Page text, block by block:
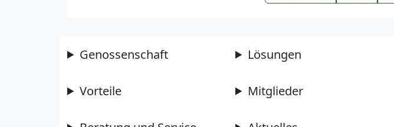
Genossenschaft
Vorteile
Lösungen
Mitglieder